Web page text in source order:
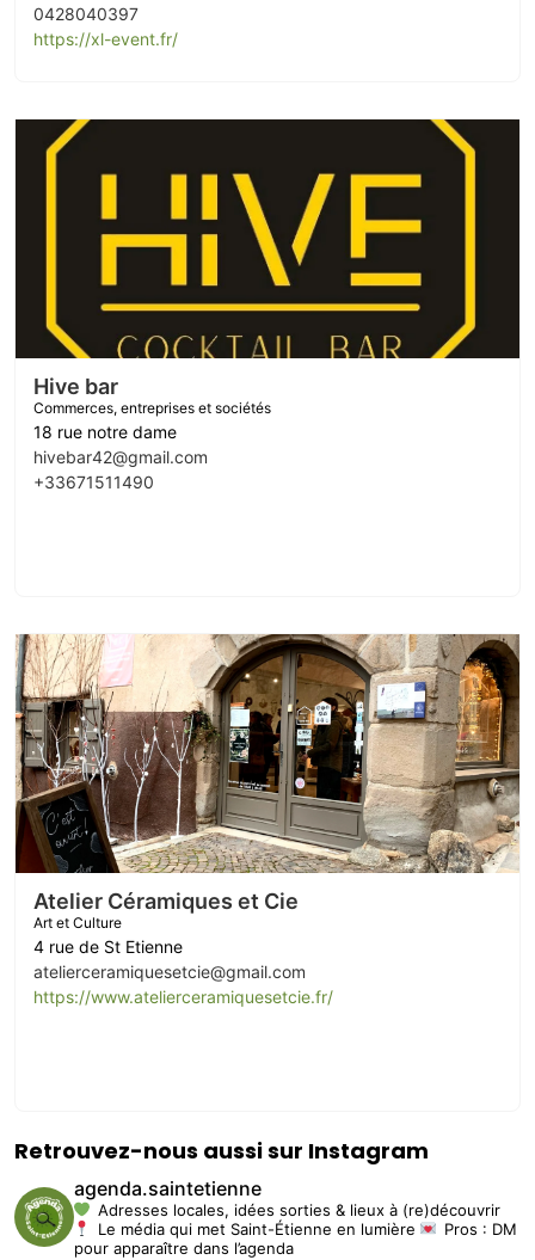
0428040397
https://xl-event.fr/
Hive bar
Commerces, entreprises et sociétés
18 rue notre dame
hivebar42@gmail.com
+33671511490
Atelier Céramiques et Cie
Art et Culture
4 rue de St Etienne
atelierceramiquesetcie@gmail.com
https://www.atelierceramiquesetcie.fr/
Retrouvez-nous aussi sur Instagram
agenda.saintetienne
Adresses locales, idées sorties & lieux à (re)découvrir
Le média qui met Saint-Étienne en lumière
Pros : DM
pour apparaître dans l’agenda